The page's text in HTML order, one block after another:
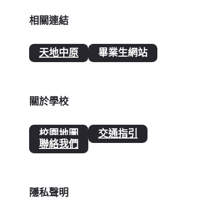
相關連結
天地中原 畢業生網站
關於學校
校園地圖 交通指引
聯絡我們
隱私聲明